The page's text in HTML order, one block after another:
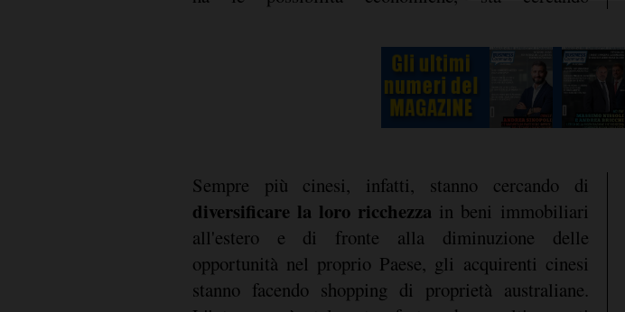
Sempre più cinesi, infatti, stanno cercando di
diversificare la loro ricchezza in beni immobiliari
all'estero e di fronte alla diminuzione delle
opportunità nel proprio Paese, gli acquirenti cinesi
stanno facendo shopping di proprietà australiane.